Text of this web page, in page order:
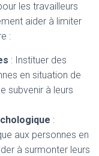
les travailleurs
aider à limiter
:
: Instituer des
en situation de
subvenir à leurs
:
aux personnes en
à surmonter leurs